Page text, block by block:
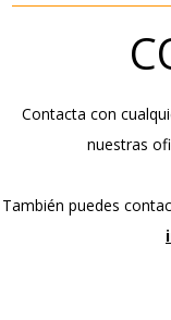
Contacta con
nuestras
También puedes